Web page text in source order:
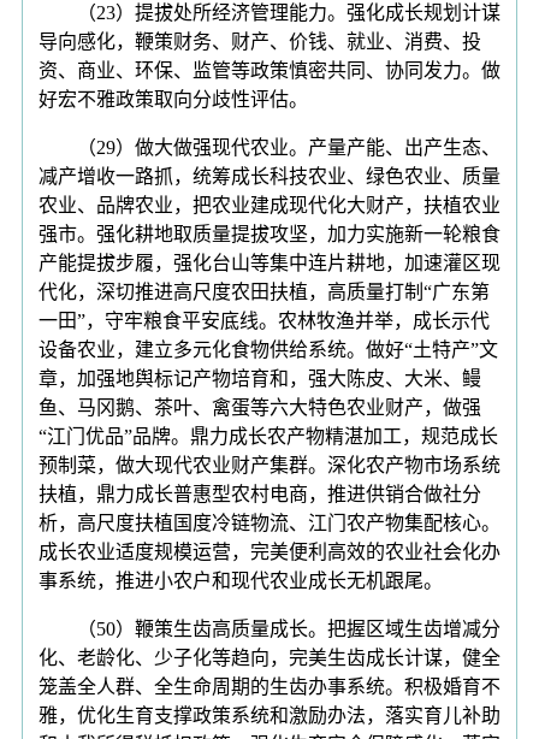
（23）提拔处所经济管理能力。强化成长规划计谋
导向感化，鞭策财务、财产、价钱、就业、消费、投
资、商业、环保、监管等政策慎密共同、协同发力。做
好宏不雅政策取向分歧性评估。
（29）做大做强现代农业。产量产能、出产生态、
减产增收一路抓，统筹成长科技农业、绿色农业、质量
农业、品牌农业，把农业建成现代化大财产，扶植农业
强市。强化耕地取质量提拔攻坚，加力实施新一轮粮食
产能提拔步履，强化台山等集中连片耕地，加速灌区现
代化，深切推进高尺度农田扶植，高质量打制“广东第
一田”，守牢粮食平安底线。农林牧渔并举，成长示代
设备农业，建立多元化食物供给系统。做好“土特产”文
章，加强地舆标记产物培育和，强大陈皮、大米、鳗
鱼、马冈鹅、茶叶、禽蛋等六大特色农业财产，做强
“江门优品”品牌。鼎力成长农产物精湛加工，规范成长
预制菜，做大现代农业财产集群。深化农产物市场系统
扶植，鼎力成长普惠型农村电商，推进供销合做社分
析，高尺度扶植国度冷链物流、江门农产物集配核心。
成长农业适度规模运营，完美便利高效的农业社会化办
事系统，推进小农户和现代农业成长无机跟尾。
（50）鞭策生齿高质量成长。把握区域生齿增减分
化、老龄化、少子化等趋向，完美生齿成长计谋，健全
笼盖全人群、全生命周期的生齿办事系统。积极婚育不
雅，优化生育支撑政策系统和激励办法，落实育儿补助